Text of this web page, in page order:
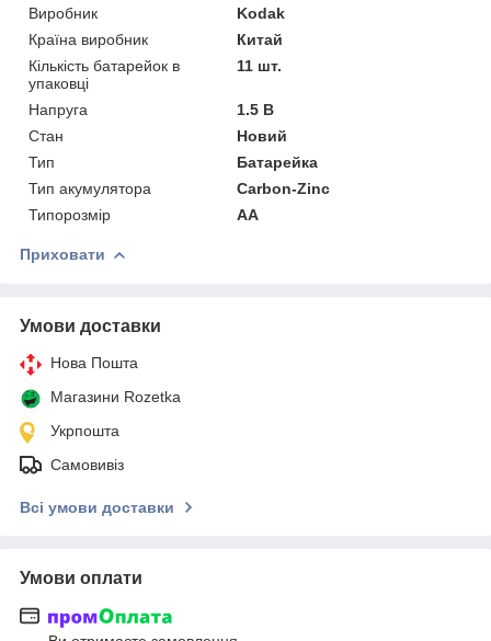
Виробник
Kodak
Країна виробник
Китай
Кількість батарейок в
упаковці
11 шт.
Напруга
1.5 В
Стан
Новий
Тип
Батарейка
Тип акумулятора
Carbon-Zinc
Типорозмір
AA
Приховати
Умови доставки
Нова Пошта
Магазини Rozetka
Укрпошта
Самовивіз
Всі умови доставки
Умови оплати